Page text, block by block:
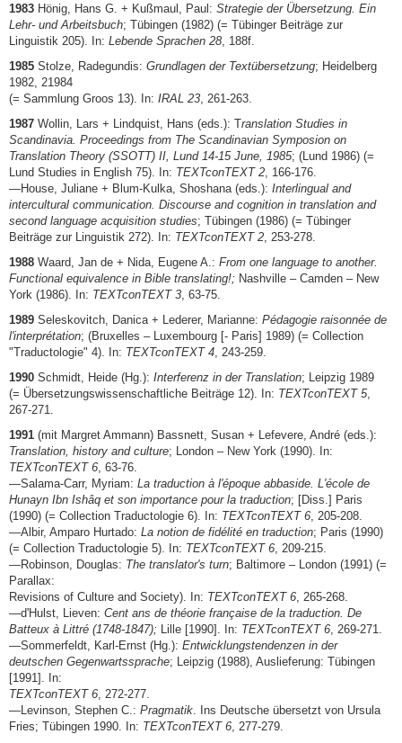
1983 Hönig, Hans G. + Kußmaul, Paul: Strategie der Übersetzung. Ein
Lehr- und Arbeitsbuch; Tübingen (1982) (= Tübinger Beiträge zur
Linguistik 205). In: Lebende Sprachen 28 , 188f.
1985 Stolze, Radegundis: Grundlagen der Textübersetzung; Heidelberg
1982, 21984
(= Sammlung Groos 13). In: IRAL 23 , 261-263.
1987 Wollin, Lars + Lindquist, Hans (eds.): Translation Studies in
Scandinavia. Proceedings from The Scandinavian Symposion on
Translation Theory (SSOTT) II, Lund 14-15 June, 1985; (Lund 1986) (=
Lund Studies in English 75). In: TEXTconTEXT 2 , 166-176.
—House, Juliane + Blum-Kulka, Shoshana (eds.): Interlingual and
intercultural communication. Discourse and cognition in translation and
second language acquisition studies; Tübingen (1986) (= Tübinger
Beiträge zur Linguistik 272). In: TEXTconTEXT 2 , 253-278.
1988 Waard, Jan de + Nida, Eugene A.: From one language to another.
Functional equivalence in Bible translating!; Nashville – Camden – New
York (1986). In: TEXTconTEXT 3 , 63-75.
1989 Seleskovitch, Danica + Lederer, Marianne: Pédagogie raisonnée de
l'interprétation; (Bruxelles – Luxembourg [- Paris] 1989) (= Collection
"Traductologie" 4). In: TEXTconTEXT 4 , 243-259.
1990 Schmidt, Heide (Hg.): Interferenz in der Translation; Leipzig 1989
(= Übersetzungswissenschaftliche Beiträge 12). In: TEXTconTEXT 5,
267-271.
1991 (mit Margret Ammann) Bassnett, Susan + Lefevere, André (eds.):
Translation, history and culture; London – New York (1990). In:
TEXTconTEXT 6 , 63-76.
—Salama-Carr, Myriam: La traduction à l'époque abbaside. L'école de
Hunayn Ibn Ishâq et son importance pour la traduction; [Diss.] Paris
(1990) (= Collection Traductologie 6). In: TEXTconTEXT 6 , 205-208.
—Albir, Amparo Hurtado: La notion de fidélité en traduction; Paris (1990)
(= Collection Traductologie 5). In: TEXTconTEXT 6 , 209-215.
—Robinson, Douglas: The translator's turn; Baltimore – London (1991) (=
Parallax:
Revisions of Culture and Society). In: TEXTconTEXT 6 , 265-268.
—d'Hulst, Lieven: Cent ans de théorie française de la traduction. De
Batteux à Littré (1748-1847); Lille [1990]. In: TEXTconTEXT 6 , 269-271.
—Sommerfeldt, Karl-Ernst (Hg.): Entwicklungstendenzen in der
deutschen Gegenwartssprache; Leipzig (1988), Auslieferung: Tübingen
[1991]. In:
TEXTconTEXT 6 , 272-277.
—Levinson, Stephen C.: Pragmatik . Ins Deutsche übersetzt von Ursula
Fries; Tübingen 1990. In: TEXTconTEXT 6 , 277-279.